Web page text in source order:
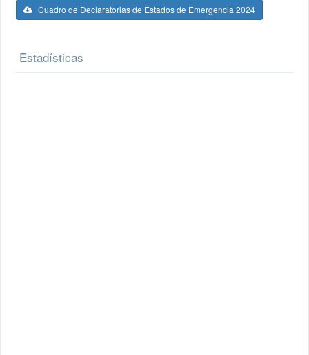
Cuadro de Declaratorias de Estados de Emergencia 2024
Estadísticas